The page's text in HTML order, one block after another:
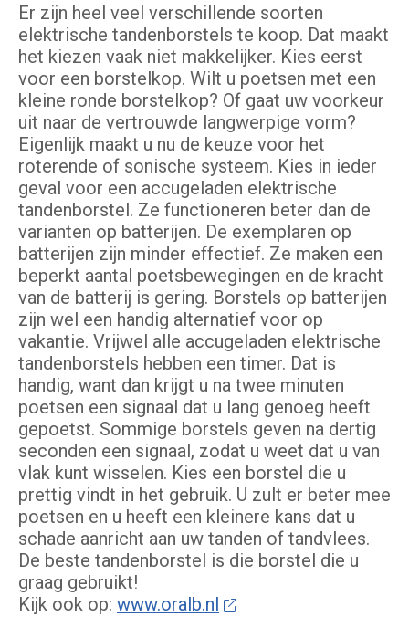
Er zijn heel veel verschillende soorten
elektrische tandenborstels te koop. Dat maakt
het kiezen vaak niet makkelijker. Kies eerst
voor een borstelkop. Wilt u poetsen met een
kleine ronde borstelkop? Of gaat uw voorkeur
uit naar de vertrouwde langwerpige vorm?
Eigenlijk maakt u nu de keuze voor het
roterende of sonische systeem. Kies in ieder
geval voor een accugeladen elektrische
tandenborstel. Ze functioneren beter dan de
varianten op batterijen. De exemplaren op
batterijen zijn minder effectief. Ze maken een
beperkt aantal poetsbewegingen en de kracht
van de batterij is gering. Borstels op batterijen
zijn wel een handig alternatief voor op
vakantie. Vrijwel alle accugeladen elektrische
tandenborstels hebben een timer. Dat is
handig, want dan krijgt u na twee minuten
poetsen een signaal dat u lang genoeg heeft
gepoetst. Sommige borstels geven na dertig
seconden een signaal, zodat u weet dat u van
vlak kunt wisselen. Kies een borstel die u
prettig vindt in het gebruik. U zult er beter mee
poetsen en u heeft een kleinere kans dat u
schade aanricht aan uw tanden of tandvlees.
De beste tandenborstel is die borstel die u
graag gebruikt!
Kijk ook op: www.oralb.nl